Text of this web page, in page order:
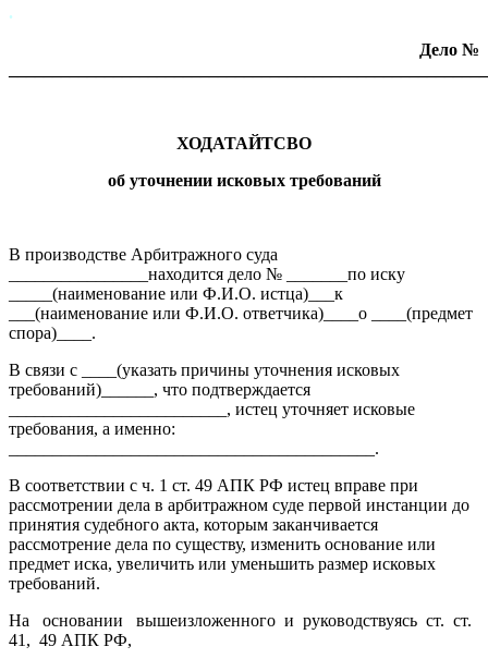
.
Дело №
ХОДАТАЙТСВО
об уточнении исковых требований
В производстве Арбитражного суда
________________находится дело № _______по иску
_____(наименование или Ф.И.О. истца)___к
___(наименование или Ф.И.О. ответчика)____о ____(предмет
спора)____.
В связи с ____(указать причины уточнения исковых
требований)______, что подтверждается
_________________________, истец уточняет исковые
требования, а именно:
__________________________________________.
В соответствии с ч. 1 ст. 49 АПК РФ истец вправе при
рассмотрении дела в арбитражном суде первой инстанции до
принятия судебного акта, которым заканчивается
рассмотрение дела по существу, изменить основание или
предмет иска, увеличить или уменьшить размер исковых
требований.
На основании вышеизложенного и руководствуясь ст. ст.
41, 49 АПК РФ,